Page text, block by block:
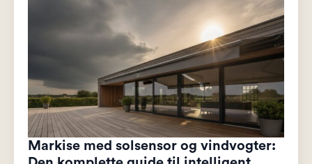
Markise med solsensor og vindvogter: